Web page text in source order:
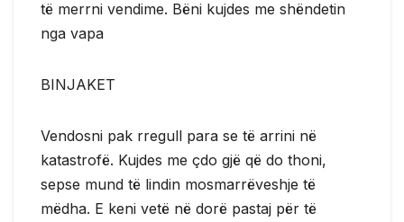
të merrni vendime. Bëni kujdes me shëndetin
nga vapa
BINJAKET
Vendosni pak rregull para se të arrini në
katastrofë. Kujdes me çdo gjë që do thoni,
sepse mund të lindin mosmarrëveshje të
mëdha. E keni vetë në dorë pastaj për të